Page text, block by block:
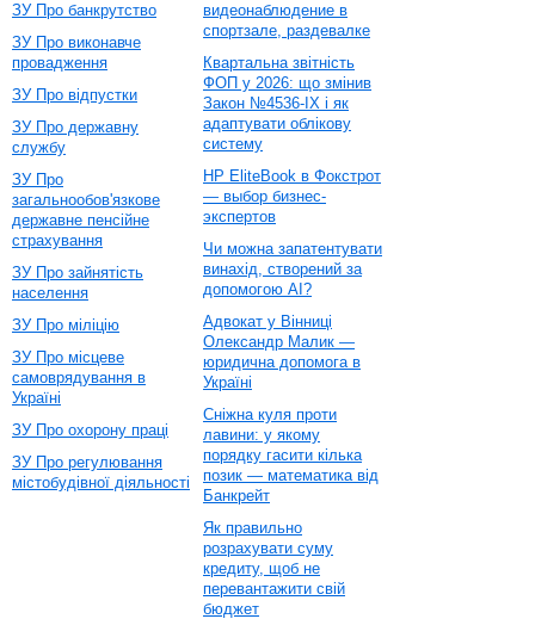
ЗУ Про банкрутство
ЗУ Про виконавче
провадження
ЗУ Про відпустки
ЗУ Про державну
службу
ЗУ Про
загальнообов'язкове
державне пенсійне
страхування
ЗУ Про зайнятість
населення
ЗУ Про міліцію
ЗУ Про місцеве
самоврядування в
Україні
ЗУ Про охорону праці
ЗУ Про регулювання
містобудівної діяльності
видеонаблюдение в
спортзале, раздевалке
Квартальна звітність
ФОП у 2026: що змінив
Закон №4536-IX і як
адаптувати облікову
систему
HP EliteBook в Фокстрот
— выбор бизнес-
экспертов
Чи можна запатентувати
винахід, створений за
допомогою AI?
Адвокат у Вінниці
Олександр Малик —
юридична допомога в
Україні
Сніжна куля проти
лавини: у якому
порядку гасити кілька
позик — математика від
Банкрейт
Як правильно
розрахувати суму
кредиту, щоб не
перевантажити свій
бюджет